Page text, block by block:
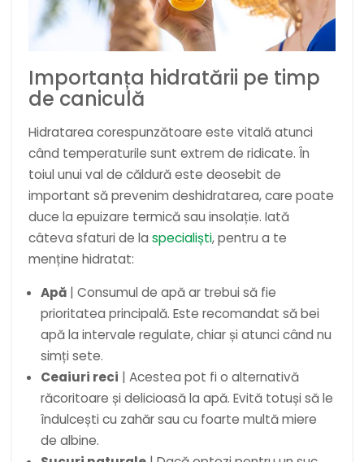
Importanța hidratării pe timp
de caniculă
Hidratarea corespunzătoare este vitală atunci
când temperaturile sunt extrem de ridicate. În
toiul unui val de căldură este deosebit de
important să prevenim deshidratarea, care poate
duce la epuizare termică sau insolație. Iată
câteva sfaturi de la specialiști, pentru a te
menține hidratat:
Apă | Consumul de apă ar trebui să fie
prioritatea principală. Este recomandat să bei
apă la intervale regulate, chiar și atunci când nu
simți sete.
Ceaiuri reci | Acestea pot fi o alternativă
răcoritoare și delicioasă la apă. Evită totuși să le
îndulcești cu zahăr sau cu foarte multă miere
de albine.